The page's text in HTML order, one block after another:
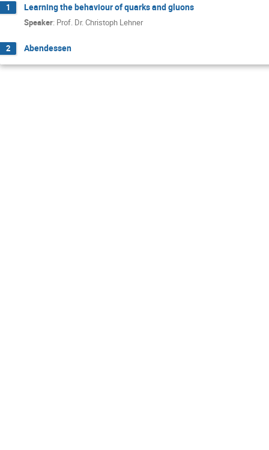
1 Learning the behaviour of quarks and gluons
Speaker: Prof. Dr. Christoph Lehner
2 Abendessen